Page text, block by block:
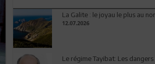
La Galite : le joyau le plus au
12.07.2026
Le régime Tayibat: Les